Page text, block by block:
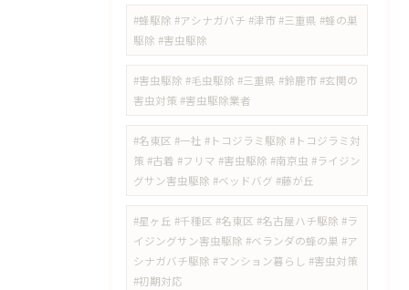
#蜂駆除 #アシナガバチ #津市 #三重県 #蜂の巣
駆除 #害虫駆除
#害虫駆除 #毛虫駆除 #三重県 #鈴鹿市 #玄関の
害虫対策 #害虫駆除業者
#名東区 #一社 #トコジラミ駆除 #トコジラミ対
策 #古着 #フリマ #害虫駆除 #南京虫 #ライジン
グサン害虫駆除 #ベッドバグ #藤が丘
#星ヶ丘 #千種区 #名東区 #名古屋ハチ駆除 #ラ
イジングサン害虫駆除 #ベランダの蜂の巣 #ア
シナガバチ駆除 #マンション暮らし #害虫対策
#初期対応